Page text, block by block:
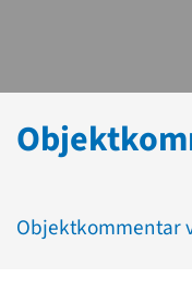
Objektkommentar